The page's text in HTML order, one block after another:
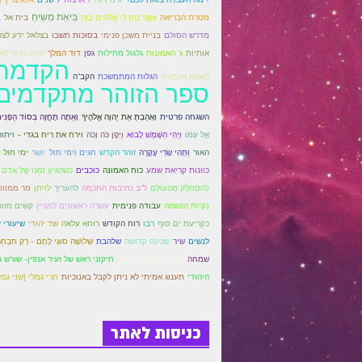
מטרת הבריאה אֲשֶׁר נָתַן לִי אֱלֹהִים בָּזֶה בִּיאַת מְשִׁיחַ בית אל
מדרש הסולם בניית משכן פנימי בסוכות תשבו בצלאל ידע
אותיות ג' האמונות גלגול מחילות גפן דוד המלך הַאִם כּדַאי
לָשֵׂאת אַלְמָנָה? הגלות המתמשכת הקב"ה
ספר הזוהר
השגחה פרטית וְאָהַבְתָּ אֵת יְהוָה אֱלֹהֶיךָ וְאַתָּה תֶּחֱזֶה בְּסוֹד
אֶל עַמּוֹ וַיְהִי הַשֶּׁמֶשׁ לָבוֹא וַיִּפֶן כֹּה וָכֹה וירח את ריח בגדי -
האור וַתְּהִי שָׂרַי עֲקָרָה זוהר הקדש חגים וימי חול יושר ימי
כוונות קריאת שמע כוח האמונה כוכבים כשהִגִּיעַ זְמַנּוֹ שֶׁל אָדָם
לְהִסְתַּלֵּק מֵהָעוֹלָם ל"ב נתיבות החכמה להעריך לויתן מר
נקיות הנשמה עבודה פנימית עשרה ראשונים למניין קשים
כקריעת ים סוף רבו רוח הקודש רוחא עלאה שד יהודי שיעורי
לנשים שיר שכינה קדושה שלהבת שְׁלוֹשָׁה סוּגֵי לֶחֶם - רַק
שמחה
תיקוני ראש של זעיר אנפין-
היהודי תענוג אמיתי לא ניתן לקבל באנוכיות תרי גמלי [שני
כניסות לאתר